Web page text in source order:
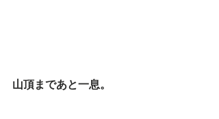
山頂まであと一息。